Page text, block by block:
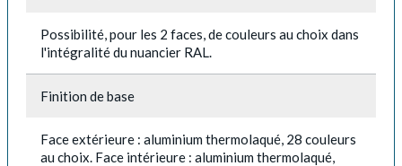
Possibilité, pour les 2 faces, de couleurs au choix dans
l'intégralité du nuancier RAL.
Finition de base
Face extérieure : aluminium thermolaqué, 28 couleurs
au choix. Face intérieure : aluminium thermolaqué,